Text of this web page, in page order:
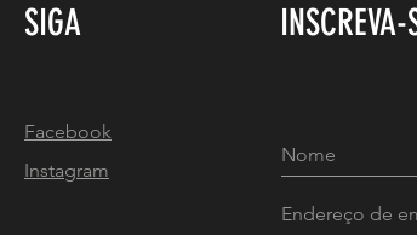
SIGA INSCREVA-
Facebook
Instagram